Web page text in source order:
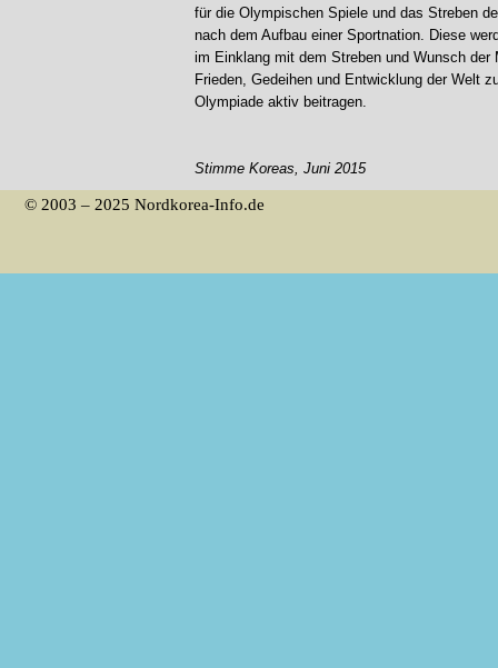
für die Olympischen Spiele und das Streben
nach dem Aufbau einer Sportnation. Diese
im Einklang mit dem Streben und Wunsch der
Frieden, Gedeihen und Entwicklung der Welt
Olympiade aktiv beitragen.
Stimme Koreas, Juni 2015
© 2003 – 2025 Nordkorea-Info.de